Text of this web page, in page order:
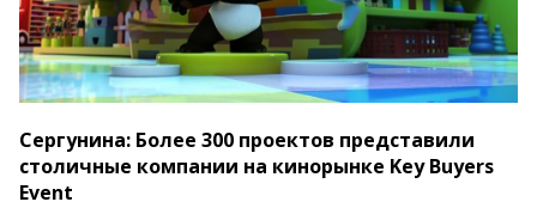
Сергунина: Более 300 проектов представили
столичные компании на кинорынке Key Buyers
Event